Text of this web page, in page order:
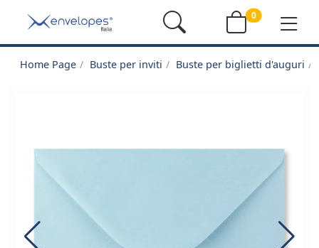
0
Home Page Buste per inviti Buste per biglietti d'auguri